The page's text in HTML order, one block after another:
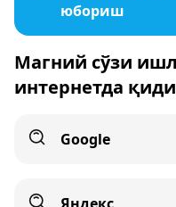
юбориш
Магний сўзи
интернетда
Google